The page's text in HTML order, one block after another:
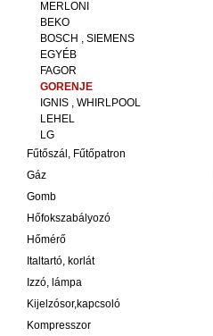
MERLONI
BEKO
BOSCH , SIEMENS
EGYÉB
FAGOR
GORENJE
IGNIS , WHIRLPOOL
LEHEL
LG
Fűtőszál, Fűtőpatron
Gáz
Gomb
Hőfokszabályozó
Hőmérő
Italtartó, korlát
Izzó, lámpa
Kijelzósor,kapcsoló
Kompresszor